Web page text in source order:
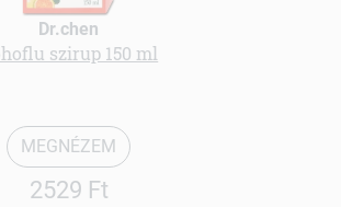
Dr.chen
szirup 150 ml
MEGNÉZEM
2529 Ft